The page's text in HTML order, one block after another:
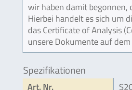
wir haben damit
Hierbei handelt es sich um
das Certificate of Analysis
unsere Dokumente auf
Spezifikationen
Art. Nr.